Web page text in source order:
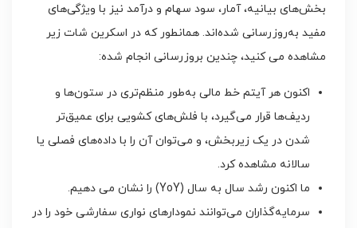
بخش‌های بیانیه، آمار، سود سهام و درآمد نیز با ویژگی‌های
مفید به‌روزرسانی شده‌اند. همانطور که در اسکرین شات زیر
مشاهده می کنید، چندین بروزرسانی انجام شده:
اکنون هر آیتم خط مالی به‌طور منظم‌تری در ستون‌ها و
ردیف‌ها قرار می‌گیرد، با فلش‌های کشویی برای عمیق‌تر
شدن در یک زیربخش، و می‌توان آن را با داده‌های فصلی یا
سالانه مشاهده کرد.
ما اکنون رشد سال به سال (YoY) را نشان می دهیم.
سرمایه‌گذاران می‌توانند نمودارهای نواری سفارشی خود را در